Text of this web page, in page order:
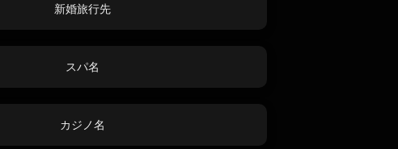
新婚旅行先
スパ名
カジノ名